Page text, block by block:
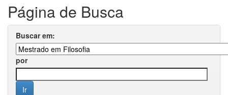
Página de Busca
Buscar em:
por